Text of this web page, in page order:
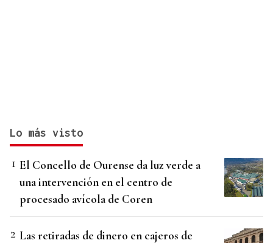
Lo más visto
El Concello de Ourense da luz verde a
una intervención en el centro de
procesado avícola de Coren
Las retiradas de dinero en cajeros de